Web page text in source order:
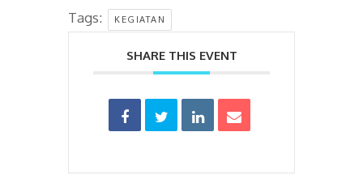
Tags: KEGIATAN
SHARE THIS EVENT